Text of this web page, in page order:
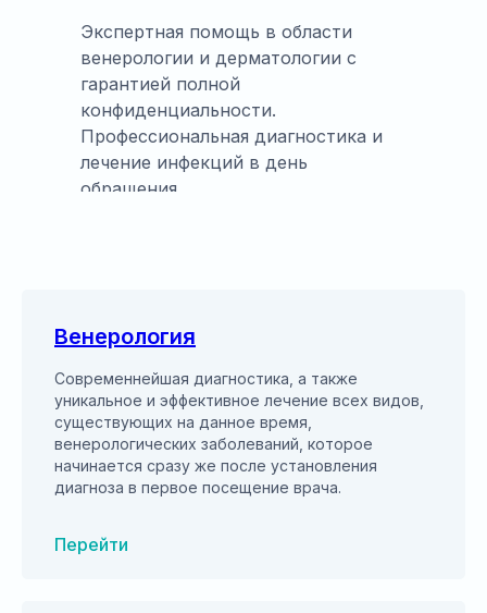
Экспертная помощь в области
венерологии и дерматологии с
гарантией полной
конфиденциальности.
Профессиональная диагностика и
лечение инфекций в день
обращения.
Венерология
Современнейшая диагностика, а также
уникальное и эффективное лечение всех видов,
существующих на данное время,
венерологических заболеваний, которое
начинается сразу же после установления
диагноза в первое посещение врача.
Перейти